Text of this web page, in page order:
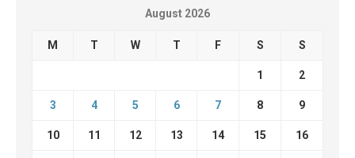
August 2026
M T W T F S S
1 2
3 4 5 6 7 8 9
10 11 12 13 14 15 16